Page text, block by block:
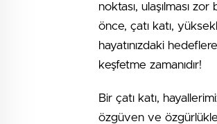
noktası, ulaşılması
önce, çatı katı,
hayatınızdaki
keşfetme zamanıdır!
Bir çatı katı,
özgüven ve